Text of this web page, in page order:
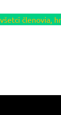
členovia,